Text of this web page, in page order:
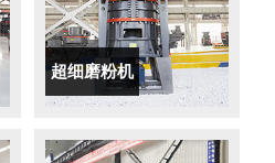
超细磨粉机